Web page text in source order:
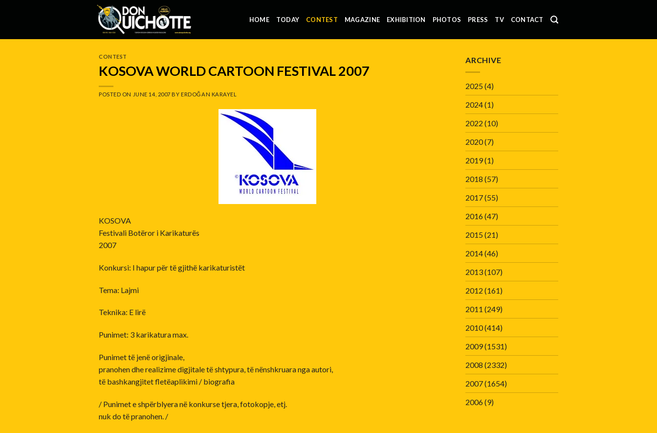
HOME TODAY CONTEST MAGAZINE EXHIBITION PHOTOS PRESS TV CONTACT
CONTEST
KOSOVA WORLD CARTOON FESTIVAL 2007
POSTED ON JUNE 14, 2007 BYERDOĞAN KARAYEL
KOSOVA
Festivali Botëror i Karikaturës
2007
Konkursi: I hapur për të gjithë karikaturistët
Tema: Lajmi
Teknika: E lirë
Punimet: 3 karikatura max.
Punimet të jenë origjinale,
pranohen dhe realizime digjitale të shtypura, të nënshkruara nga autori,
të bashkangjitet fletëaplikimi / biografia
/ Punimet e shpërblyera në konkurse tjera, fotokopje, etj.
nuk do të pranohen. /
ARCHIVE
2025(4)
2024(1)
2022 (10)
2020(7)
2019(1)
2018 (57)
2017(55)
2016(47)
2015(21)
2014(46)
2013(107)
2012 (161)
2011 (249)
2010(414)
2009(1531)
2008 (2332)
2007(1654)
2006(9)